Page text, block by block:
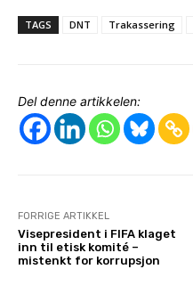
TAGS DNT Trakassering
Del denne artikkelen:
FORRIGE ARTIKKEL
Visepresident i FIFA klaget
inn til etisk komité –
mistenkt for korrupsjon